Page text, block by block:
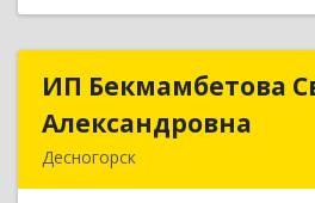
ИП Бекмамбетова
Александровна
Десногорск
ИП